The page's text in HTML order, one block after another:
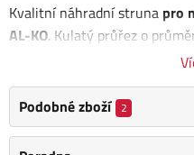
Kvalitní náhradní struna pro
AL-KO. Kulatý průřez o
Výrobce
Podobné zboží 2